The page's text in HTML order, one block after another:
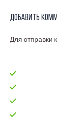
Добавить
Для отправки